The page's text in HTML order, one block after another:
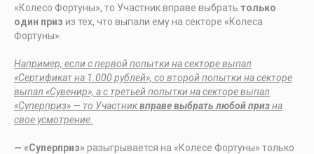
«Колесо Фортуны», то Участник вправе выбрать только
один приз из тех, что выпали ему на секторе «Колеса
Фортуны».
Например, если с первой попытки на секторе выпал
«Сертификат на 1.000 рублей», со второй попытки на секторе
выпал «Сувенир», а с третьей попытки на секторе выпал
«Суперприз» — то Участниквправе выбрать любой призна
свое усмотрение.
— «Суперприз»разыгрывается на «Колесе Фортуны» только